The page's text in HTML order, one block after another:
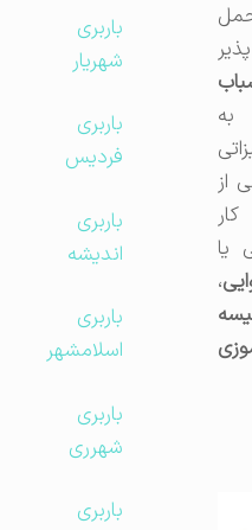
باربری
شهریار
باربری
فردیس
باربری
اندیشه
باربری
اسلامشهر
باربری
شهرری
باربری